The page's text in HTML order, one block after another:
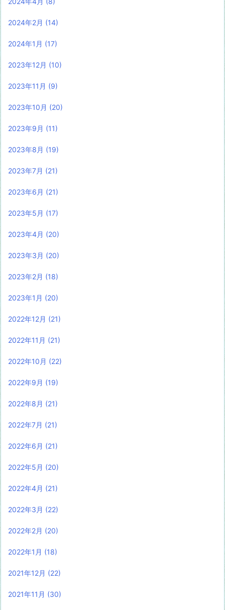
2024年2月 (14)
2024年1月 (17)
2023年12月 (10)
2023年11月 (9)
2023年10月 (20)
2023年9月 (11)
2023年8月 (19)
2023年7月 (21)
2023年6月 (21)
2023年5月 (17)
2023年4月 (20)
2023年3月 (20)
2023年2月 (18)
2023年1月 (20)
2022年12月 (21)
2022年11月 (21)
2022年10月 (22)
2022年9月 (19)
2022年8月 (21)
2022年7月 (21)
2022年6月 (21)
2022年5月 (20)
2022年4月 (21)
2022年3月 (22)
2022年2月 (20)
2022年1月 (18)
2021年12月 (22)
2021年11月 (30)